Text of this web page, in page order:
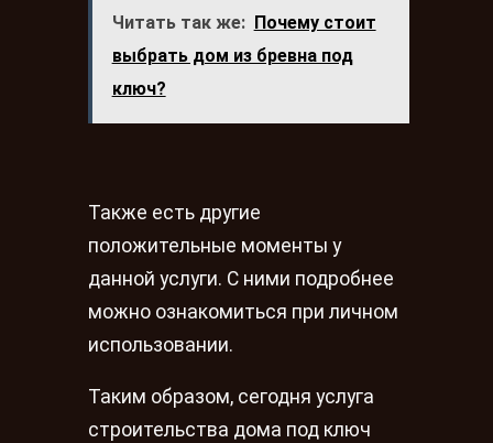
Читать так же: Почему стоит
выбрать дом из бревна под
ключ?
Также есть другие
положительные моменты у
данной услуги. С ними подробнее
можно ознакомиться при личном
использовании.
Таким образом, сегодня услуга
строительства дома под ключ